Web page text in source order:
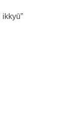
ikkyū”